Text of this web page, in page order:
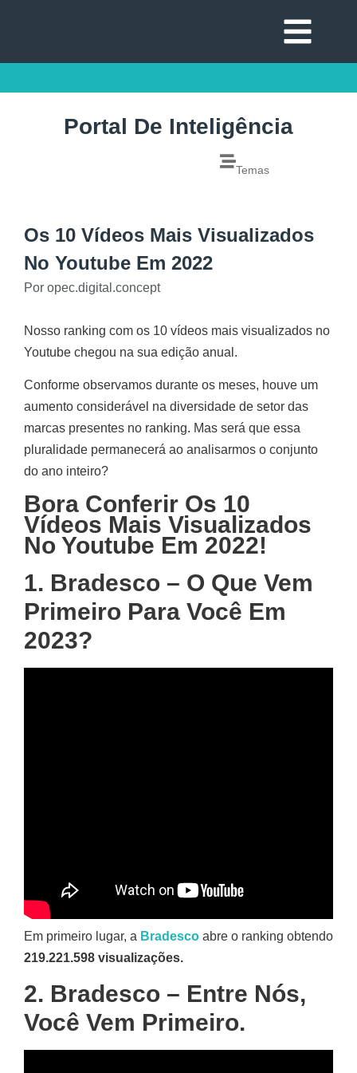
Portal De Inteligência
Temas
Os 10 Vídeos Mais Visualizados
No Youtube Em 2022
Por opec.digital.concept
Nosso ranking com os 10 vídeos mais visualizados no
Youtube chegou na sua edição anual.
Conforme observamos durante os meses, houve um
aumento considerável na diversidade de setor das
marcas presentes no ranking. Mas será que essa
pluralidade permanecerá ao analisarmos o conjunto
do ano inteiro?
Bora Conferir Os 10
Vídeos Mais Visualizados
No Youtube Em 2022!
1. Bradesco – O Que Vem
Primeiro Para Você Em
2023?
Em primeiro lugar, a Bradesco abre o ranking obtendo
219.221.598 visualizações.
2. Bradesco – Entre Nós,
Você Vem Primeiro.